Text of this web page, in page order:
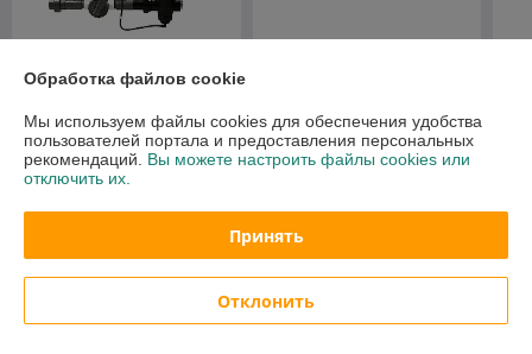
установка Aquaviva Nano
Цену уточняйте
562руб.
О нас
Рейтинг не сформирован
Менее 5 отзывов за последний год
Работает с 19.09.2013
Обработка файлов cookie
Мы используем файлы cookies для обеспечения удобства
пользователей портала и предоставления персональных
рекомендаций. Вы можете настроить файлы cookies или
отключить их.
Принять
Отклонить